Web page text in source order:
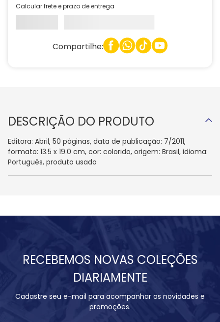
Calcular frete e prazo de entrega
Compartilhe:
DESCRIÇÃO DO PRODUTO
Editora: Abril, 50 páginas, data de publicação: 7/2011,
formato: 13.5 x 19.0 cm, cor: colorido, origem: Brasil, idioma:
Português, produto usado
RECEBEMOS NOVAS COLEÇÕES
DIARIAMENTE
Cadastre seu e-mail para acompanhar as novidades e
promoções.